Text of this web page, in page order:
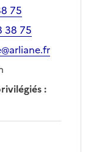
75
38 75
: